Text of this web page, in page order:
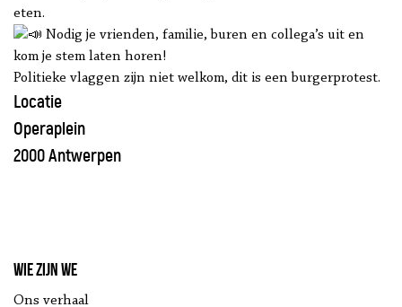
eten.
Nodig je vrienden, familie, buren en collega’s uit en
kom je stem laten horen!
Politieke vlaggen zijn niet welkom, dit is een burgerprotest.
Locatie
Operaplein
2000 Antwerpen
Wie zijn we
Ons verhaal